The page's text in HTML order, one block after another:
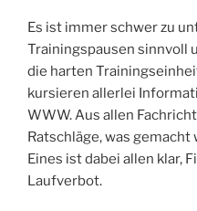
Es ist immer schwer zu
Trainingspausen sinnvoll
die harten
kursieren allerlei
WWW. Aus allen
Ratschläge, was
Eines ist dabei allen klar,
Laufverbot.